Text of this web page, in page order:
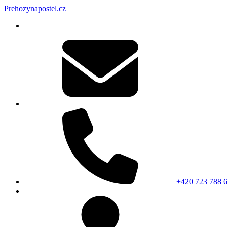
Prehozynapostel.cz
+420 723 788